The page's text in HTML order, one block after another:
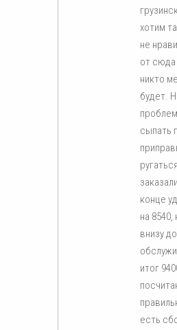
хотим
не
от сюда
никто
будет.
сыпать
конце
на 8540,
внизу
итог
есть